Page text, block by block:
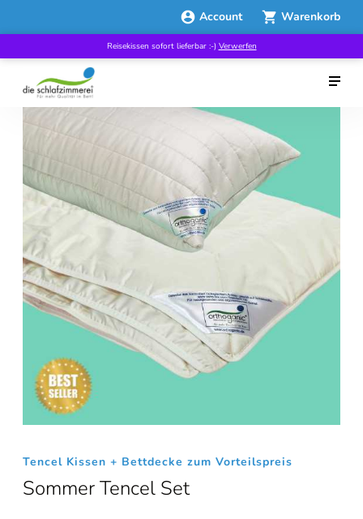
Account Warenkorb
Reisekissen sofort lieferbar :-) Verwerfen
Tencel Kissen + Bettdecke zum Vorteilspreis
Sommer Tencel Set